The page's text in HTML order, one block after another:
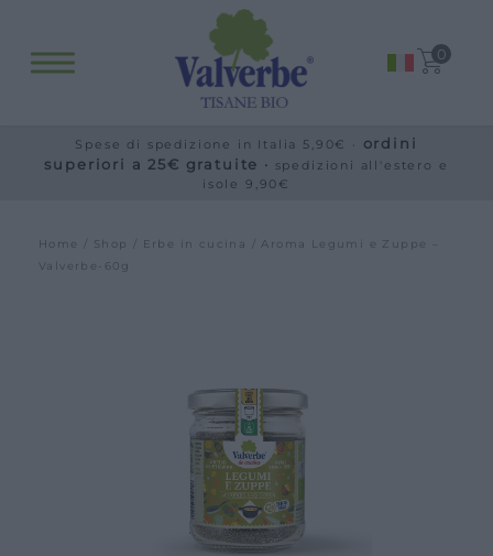
0
Blog
Visite guidate
Offerte scuole e gruppi
Spese di spedizione in Italia 5,90€ · ordini
superiori a 25€ gratuite · spedizioni all'estero e
isole 9,90€
Home Shop Erbe in cucina
/ Aroma Legumi e Zuppe –
Valverbe-60g